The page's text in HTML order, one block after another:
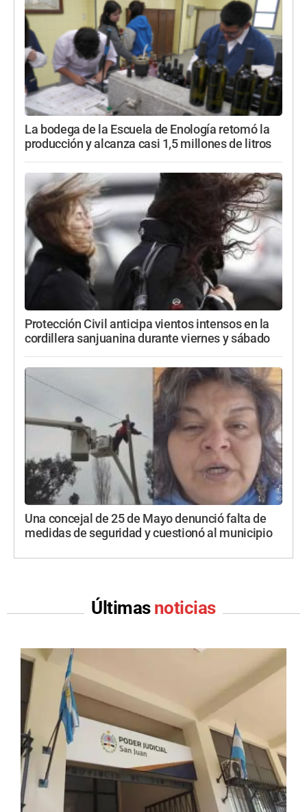
La bodega de la Escuela de Enología retomó la
producción y alcanza casi 1,5 millones de litros
Protección Civil anticipa vientos intensos en la
cordillera sanjuanina durante viernes y sábado
Una concejal de 25 de Mayo denunció falta de
medidas de seguridad y cuestionó al municipio
Últimas noticias